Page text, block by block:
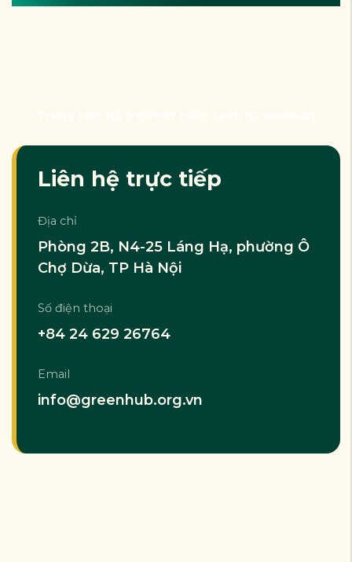
Liên hệ trực tiếp
Địa chỉ
Phòng 2B, N4-25 Láng Hạ, phường Ô
Chợ Dừa, TP Hà Nội
Số điện thoại
+84 24 629 26764
Email
info@greenhub.org.vn